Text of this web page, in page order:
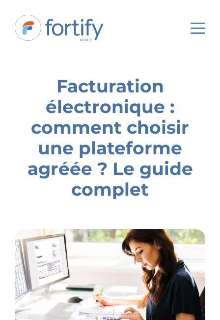
Facturation
électronique :
comment choisir
une plateforme
agréée ? Le guide
complet